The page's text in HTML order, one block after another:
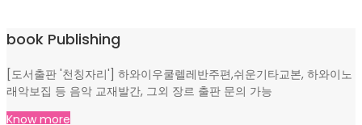
book Publishing
[도서출판 '천칭자리'] 하와이우쿨렐레반주편,쉬운기타교본, 하와이노
래악보집 등 음악 교재발간, 그외 장르 출판 문의 가능
Know more